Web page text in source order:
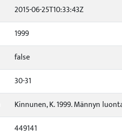
2015-06-25T10:33:43Z
1999
false
30-31
Kinnunen, K. 1999. Männyn
449141